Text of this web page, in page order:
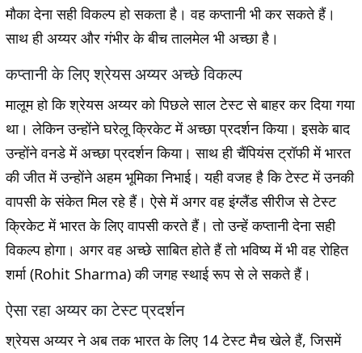
मौका देना सही विकल्प हो सकता है। वह कप्तानी भी कर सकते हैं।
साथ ही अय्यर और गंभीर के बीच तालमेल भी अच्छा है।
कप्तानी के लिए श्रेयस अय्यर अच्छे विकल्प
मालूम हो कि श्रेयस अय्यर को पिछले साल टेस्ट से बाहर कर दिया गया
था। लेकिन उन्होंने घरेलू क्रिकेट में अच्छा प्रदर्शन किया। इसके बाद
उन्होंने वनडे में अच्छा प्रदर्शन किया। साथ ही चैंपियंस ट्रॉफी में भारत
की जीत में उन्होंने अहम भूमिका निभाई। यही वजह है कि टेस्ट में उनकी
वापसी के संकेत मिल रहे हैं। ऐसे में अगर वह इंग्लैंड सीरीज से टेस्ट
क्रिकेट में भारत के लिए वापसी करते हैं। तो उन्हें कप्तानी देना सही
विकल्प होगा। अगर वह अच्छे साबित होते हैं तो भविष्य में भी वह रोहित
शर्मा (Rohit Sharma) की जगह स्थाई रूप से ले सकते हैं।
ऐसा रहा अय्यर का टेस्ट प्रदर्शन
श्रेयस अय्यर ने अब तक भारत के लिए 14 टेस्ट मैच खेले हैं, जिसमें